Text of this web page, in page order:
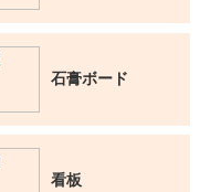
石膏ボード
看板